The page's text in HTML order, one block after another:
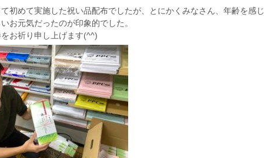
初めて実施した祝い品配布でしたが、とにかくみなさん、年齢を感じ
お元気だったのが印象的でした。
お祈り申し上げます(^^)